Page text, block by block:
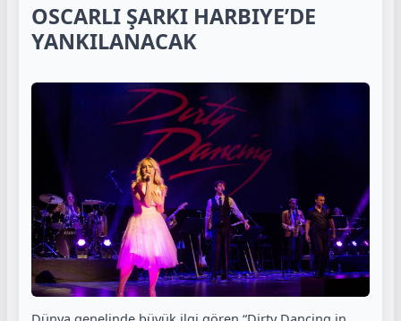
OSCARLI ŞARKI HARBIYE’DE
YANKILANACAK